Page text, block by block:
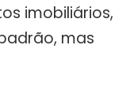
imobiliários,
mas